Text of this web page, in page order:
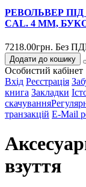
РЕВОЛЬВЕР ПІД
CAL. 4 ММ,
7218.00грн. Без
Додати до кошику
Особистий кабінет
Вхід Реєстрація
книга Закладки
скачування
транзакцій E-Mail
взуття